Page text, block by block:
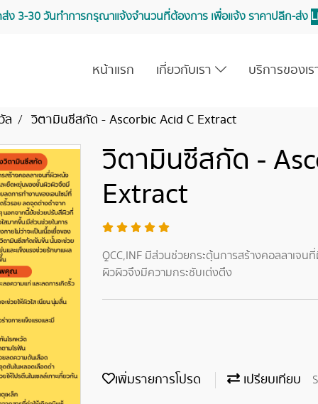
3-30 วันทำการ กรุณาแจ้งจำนวนที่ต้องการ เพื่อแจ้ง ราคาปลีก-ส่ง
หน้าแรก เกี่ยวกับเรา บริการของเ
ล วิตามินซีสกัด - Ascorbic Acid C Extract
วิตามินซีสกัด -
Extract
QCC,INF มีส่วนช่วยกระตุ้นการสร้างคอลลาเจ
ผิวผิวจึงมีความกระชับเต่งตึง
เพิ่มรายการโปรด เปรียบเทียบ